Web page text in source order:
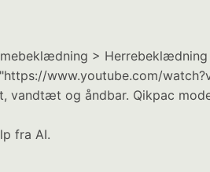
>
www.youtube.com/
vandtæt og åndbar. Qikpac
fra AI.